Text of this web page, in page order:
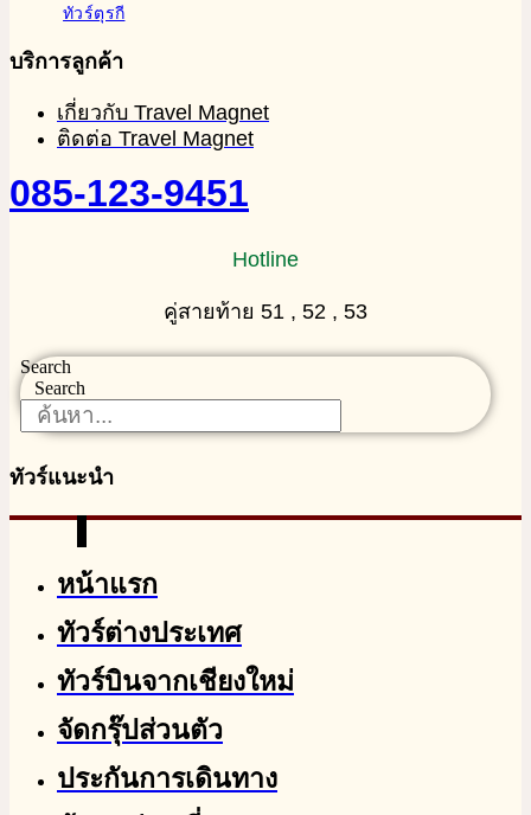
ทัวร์ตุรกี
บริการลูกค้า
เกี่ยวกับ Travel Magnet
ติดต่อ Travel Magnet
085-123-9451
Hotline
คู่สายท้าย 51 , 52 , 53
Search
Search
ทัวร์แนะนำ
หน้าแรก
ทัวร์ต่างประเทศ
ทัวร์บินจากเชียงใหม่
จัดกรุ๊ปส่วนตัว
ประกันการเดินทาง